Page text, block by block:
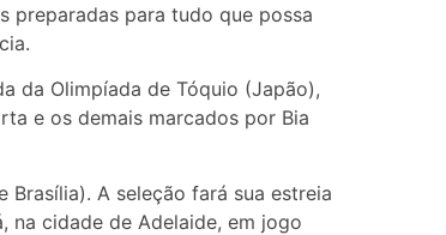
preparadas para tudo que possa
da Olimpíada de Tóquio (Japão),
e os demais marcados por Bia
A seleção fará sua estreia
na cidade de Adelaide, em jogo